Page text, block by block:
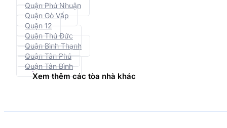
Quận Phú Nhuận
Quận Gò Vấp
Quận 12
Quận Thủ Đức
Quận Bình Thạnh
Quận Tân Phú
Quận Tân Bình
Xem thêm các tòa nhà khác